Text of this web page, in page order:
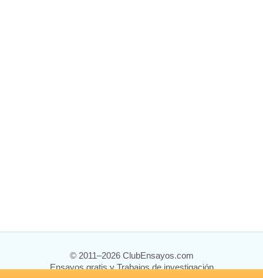
© 2011–2026 ClubEnsayos.com
Ensayos gratis y Trabajos de investigación